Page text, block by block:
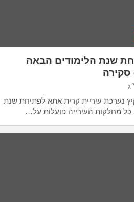
שנת הלימודים הבאה
נערכת עיריית קרית אתא לפתיחת שנת
מחלקות העירייה פועלות על…